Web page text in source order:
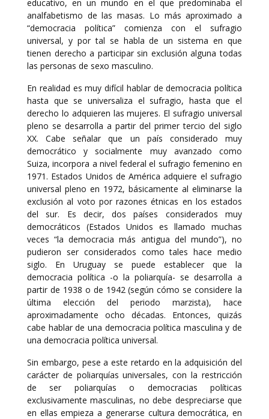
educativo, en un mundo en el que predominaba el
analfabetismo de las masas. Lo más aproximado a
“democracia política” comienza con el sufragio
universal, y por tal se habla de un sistema en que
tienen derecho a participar sin exclusión alguna todas
las personas de sexo masculino.
En realidad es muy difícil hablar de democracia política
hasta que se universaliza el sufragio, hasta que el
derecho lo adquieren las mujeres. El sufragio universal
pleno se desarrolla a partir del primer tercio del siglo
XX. Cabe señalar que un país considerado muy
democrático y socialmente muy avanzado como
Suiza, incorpora a nivel federal el sufragio femenino en
1971. Estados Unidos de América adquiere el sufragio
universal pleno en 1972, básicamente al eliminarse la
exclusión al voto por razones étnicas en los estados
del sur. Es decir, dos países considerados muy
democráticos (Estados Unidos es llamado muchas
veces “la democracia más antigua del mundo”), no
pudieron ser considerados como tales hace medio
siglo. En Uruguay se puede establecer que la
democracia política -o la poliarquía- se desarrolla a
partir de 1938 o de 1942 (según cómo se considere la
última elección del periodo marzista), hace
aproximadamente ocho décadas. Entonces, quizás
cabe hablar de una democracia política masculina y de
una democracia política universal.
Sin embargo, pese a este retardo en la adquisición del
carácter de poliarquías universales, con la restricción
de ser poliarquías o democracias políticas
exclusivamente masculinas, no debe despreciarse que
en ellas empieza a generarse cultura democrática, en